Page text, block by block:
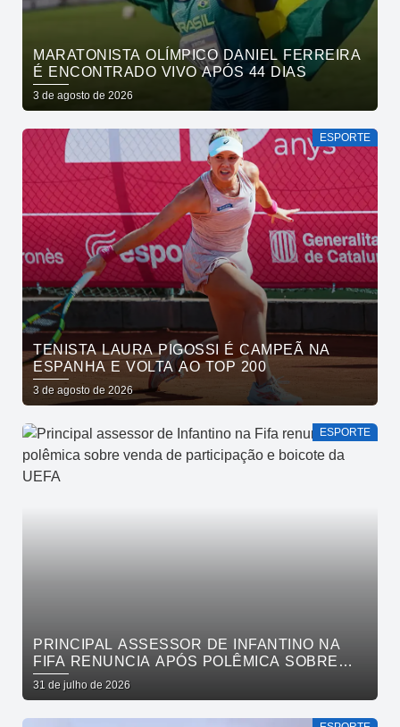
MARATONISTA OLÍMPICO DANIEL FERREIRA
É ENCONTRADO VIVO APÓS 44 DIAS
3 de agosto de 2026
ESPORTE
TENISTA LAURA PIGOSSI É CAMPEÃ NA
ESPANHA E VOLTA AO TOP 200
3 de agosto de 2026
ESPORTE
PRINCIPAL ASSESSOR DE INFANTINO NA
FIFA RENUNCIA APÓS POLÊMICA SOBRE
VENDA DE PARTICIPAÇÃO E BOICOTE DA
UEFA
31 de julho de 2026